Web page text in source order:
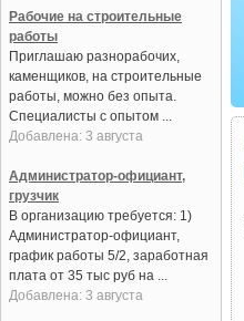
Рабочие на строительные
работы
Приглашаю разнорабочих,
каменщиков, на строительные
работы, можно без опыта.
Специалисты с опытом ...
Добавлена: 3 августа
Администратор-официант,
грузчик
В организацию требуется: 1)
Администратор-официант,
график работы 5/2, заработная
плата от 35 тыс руб на ...
Добавлена: 3 августа